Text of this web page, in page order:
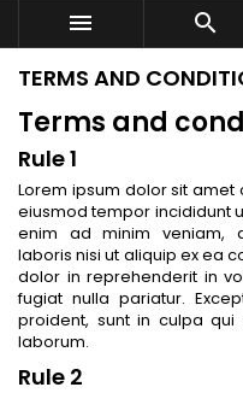
 
TERMS AND
Terms and
Rule 1
Lorem ipsum dolor sit
eiusmod tempor incididunt
enim ad minim veniam,
laboris nisi ut aliquip ex ea
dolor in reprehenderit in
fugiat nulla pariatur.
proident, sunt in culpa
laborum.
Rule 2